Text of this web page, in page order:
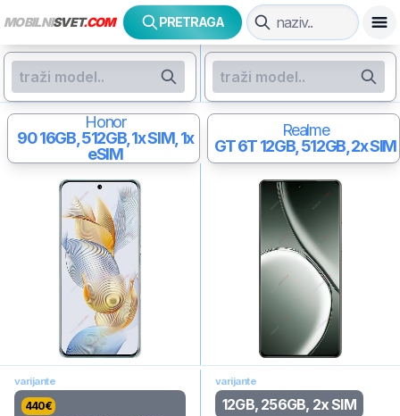
MOBILNISVET.COM PRETRAGA
Honor
9016GB, 512GB, 1x SIM, 1x
eSIM
Realme
GT 6T12GB, 512GB, 2x SIM
varijante
440€
varijante
12GB, 256GB, 2x SIM